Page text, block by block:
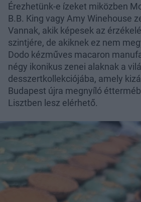
Érezhetünk-e ízeket miközben
B.B. King vagy Amy Winehouse
Vannak, akik képesek az
szintjére, de akiknek ez nem
Dodo kézműves macaron
négy ikonikus zenei alaknak a
desszertkollekciójába, amely
Budapest újra megnyíló
Lisztben lesz elérhető.